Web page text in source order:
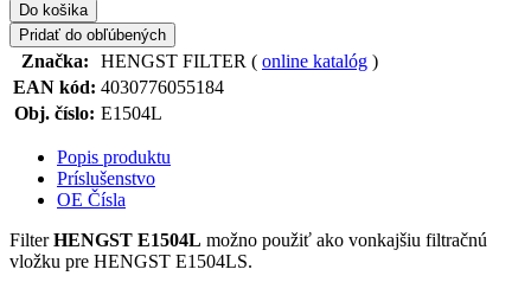
Do košika
Pridať do obľúbených
Značka: HENGST FILTER ( online katalóg )
EAN kód: 4030776055184
Obj. číslo: E1504L
Popis produktu
Príslušenstvo
OE Čísla
FilterHENGST E1504L možno použiť ako vonkajšiu filtračnú
vložku pre HENGST E1504LS.